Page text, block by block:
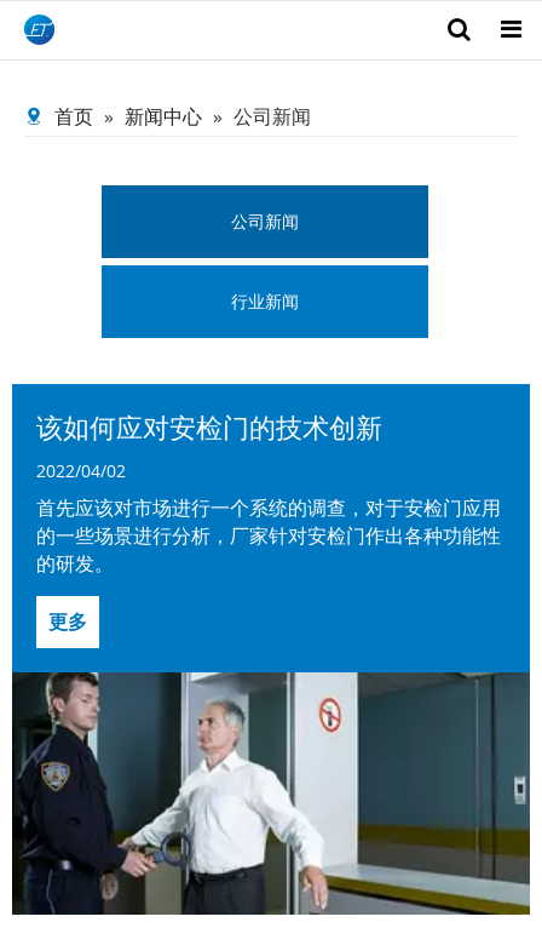
首页 » 新闻中心 » 公司新闻
公司新闻
行业新闻
该如何应对安检门的技术创新
2022/04/02
首先应该对市场进行一个系统的调查，对于安检门应用
的一些场景进行分析，厂家针对安检门作出各种功能性
的研发。
更多